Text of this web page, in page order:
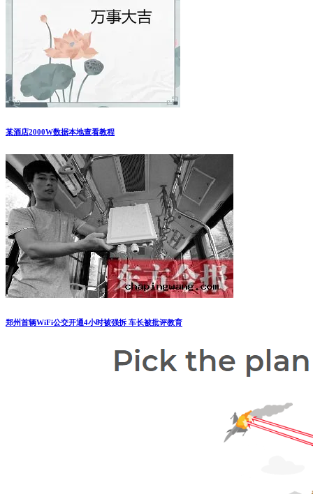
某酒店2000W数据本地查看教程
郑州首辆WiFi公交开通4小时被强拆 车长被批评教育